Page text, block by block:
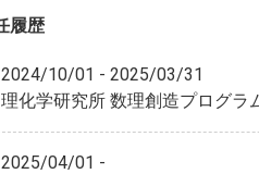
履歴
2024/10/01 - 2025/03/31
理化学研究所 数理創造プログラ
2025/04/01 -